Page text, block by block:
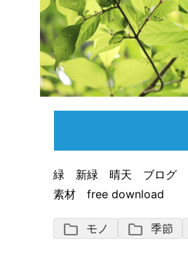
緑 新緑 晴天 ブログ
素材 free download
folder モノ folder 季節